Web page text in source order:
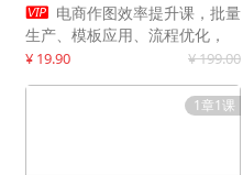
 电商作图效率提升课，批量
生产、模板应用、流程优化，
20+细分品类实操案例，月赚3
¥ 19.90 ¥ 199.00
1章1课